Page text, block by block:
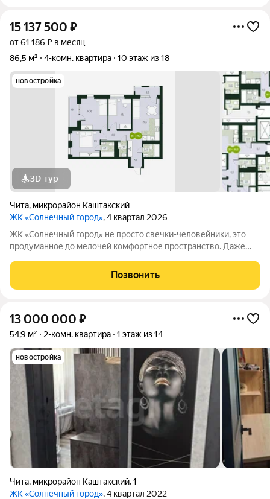
15 137 500 ₽
от 61 186 ₽ в месяц
86,5 м²
4-комн. квартира 10 этаж из 18
новостройка
3D-тур
Чита, микрорайон Каштакский
ЖК «Солнечный город», 4 квартал 2026
ЖК «Солнечный город» не просто свечки-человейники, это
продуманное до мелочей комфортное пространство. Даже
решили соблюсти буквально во всём. Природные оттенки
новостроек, точечная
Позвонить
13 000 000 ₽
54,9 м² 2-комн. квартира 1 этаж из 14
новостройка
Чита, микрорайон Каштакский,1
ЖК «Солнечный город», 4 квартал 2022